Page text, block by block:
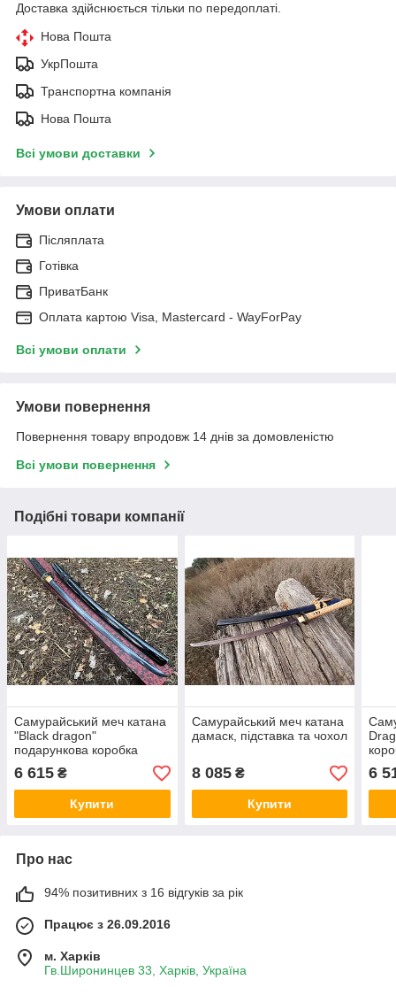
Доставка здійснюється тільки по передоплаті.
Нова Пошта
УкрПошта
Транспортна компанія
Нова Пошта
Всі умови доставки
Умови оплати
Післяплата
Готівка
ПриватБанк
Оплата картою Visa, Mastercard - WayForPay
Всі умови оплати
Умови повернення
Повернення товару впродовж 14 днів за домовленістю
Всі умови повернення
Подібні товари компанії
Самурайський меч катана
"Black dragon"
подарункова коробка
6 615 ₴
Купити
Самурайський меч катана
дамаск, підставка та чохол
8 085₴
Купити
6
Про нас
94% позитивних з 16 відгуків за рік
Працює з 26.09.2016
м. Харків
Гв.Широнинцев 33, Харків, Україна